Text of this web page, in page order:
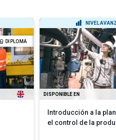
DIPLOMA
NIVEL
DISPONIBLE EN
Introducción a la
el control de la